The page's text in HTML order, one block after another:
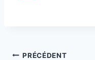
PRÉCÉDENT